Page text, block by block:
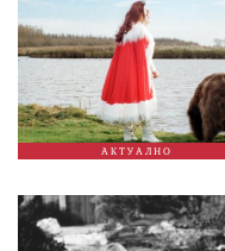
АКТУАЛНО